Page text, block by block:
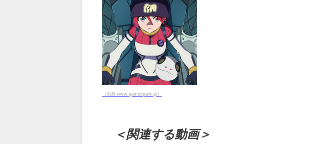
（出典 www.gamespark.jp）
＜関連する動画＞